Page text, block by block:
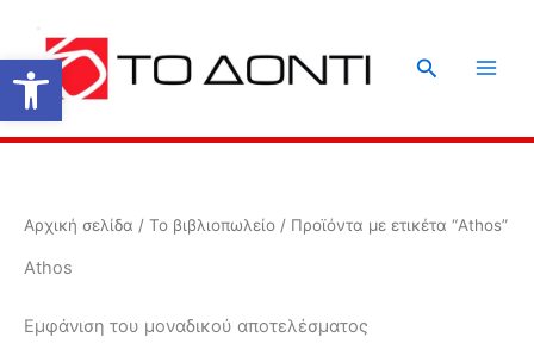
Ανοίξτε τη γραμμή εργαλείων
περιεχόμενο
Αναζήτηση
Αρχική σελίδα / Το βιβλιοπωλείο / Προϊόντα με ετικέτα “Athos”
Athos
Εμφάνιση του μοναδικού αποτελέσματος